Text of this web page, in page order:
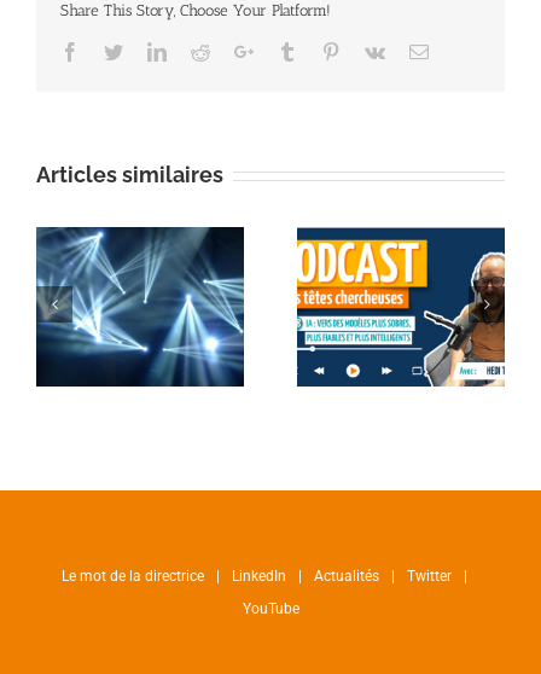
Share This Story, Choose Your Platform!
Facebook
TwitterLinkedinRedditGoogle+Tumblr Pinterest
Vk Email
Articles similaires
Le mot de la directrice LinkedIn Actualités
Twitter
YouTube